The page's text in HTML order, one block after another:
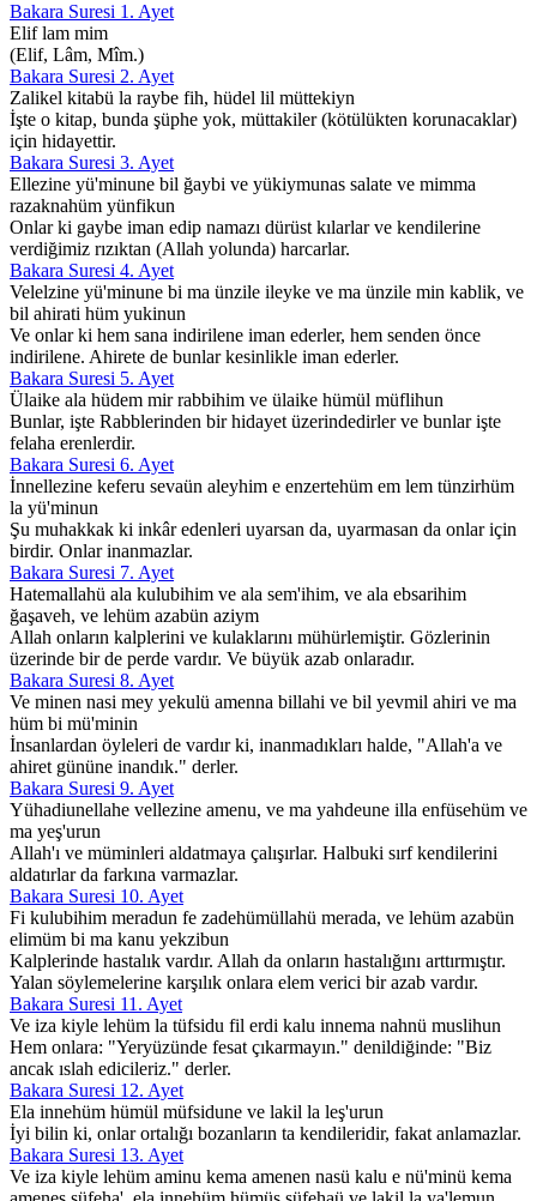
Bakara Suresi 1. Ayet
Elif lam mim
(Elif, Lâm, Mîm.)
Bakara Suresi 2. Ayet
Zalikel kitabü la raybe fih, hüdel lil müttekiyn
İşte o kitap, bunda şüphe yok, müttakiler (kötülükten korunacaklar)
için hidayettir.
Bakara Suresi 3. Ayet
Ellezine yü'minune bil ğaybi ve yükiymunas salate ve mimma
razaknahüm yünfikun
Onlar ki gaybe iman edip namazı dürüst kılarlar ve kendilerine
verdiğimiz rızıktan (Allah yolunda) harcarlar.
Bakara Suresi 4. Ayet
Velelzine yü'minune bi ma ünzile ileyke ve ma ünzile min kablik, ve
bil ahirati hüm yukinun
Ve onlar ki hem sana indirilene iman ederler, hem senden önce
indirilene. Ahirete de bunlar kesinlikle iman ederler.
Bakara Suresi 5. Ayet
Ülaike ala hüdem mir rabbihim ve ülaike hümül müflihun
Bunlar, işte Rabblerinden bir hidayet üzerindedirler ve bunlar işte
felaha erenlerdir.
Bakara Suresi 6. Ayet
İnnellezine keferu sevaün aleyhim e enzertehüm em lem tünzirhüm
la yü'minun
Şu muhakkak ki inkâr edenleri uyarsan da, uyarmasan da onlar için
birdir. Onlar inanmazlar.
Bakara Suresi 7. Ayet
Hatemallahü ala kulubihim ve ala sem'ihim, ve ala ebsarihim
ğaşaveh, ve lehüm azabün aziym
Allah onların kalplerini ve kulaklarını mühürlemiştir. Gözlerinin
üzerinde bir de perde vardır. Ve büyük azab onlaradır.
Bakara Suresi 8. Ayet
Ve minen nasi mey yekulü amenna billahi ve bil yevmil ahiri ve ma
hüm bi mü'minin
İnsanlardan öyleleri de vardır ki, inanmadıkları halde, "Allah'a ve
ahiret gününe inandık." derler.
Bakara Suresi 9. Ayet
Yühadiunellahe vellezine amenu, ve ma yahdeune illa enfüsehüm ve
ma yeş'urun
Allah'ı ve müminleri aldatmaya çalışırlar. Halbuki sırf kendilerini
aldatırlar da farkına varmazlar.
Bakara Suresi 10. Ayet
Fi kulubihim meradun fe zadehümüllahü merada, ve lehüm azabün
elimüm bi ma kanu yekzibun
Kalplerinde hastalık vardır. Allah da onların hastalığını arttırmıştır.
Yalan söylemelerine karşılık onlara elem verici bir azab vardır.
Bakara Suresi 11. Ayet
Ve iza kiyle lehüm la tüfsidu fil erdi kalu innema nahnü muslihun
Hem onlara: "Yeryüzünde fesat çıkarmayın." denildiğinde: "Biz
ancak ıslah edicileriz." derler.
Bakara Suresi 12. Ayet
Ela innehüm hümül müfsidune ve lakil la leş'urun
İyi bilin ki, onlar ortalığı bozanların ta kendileridir, fakat anlamazlar.
Bakara Suresi 13. Ayet
Ve iza kiyle lehüm aminu kema amenen nasü kalu e nü'minü kema